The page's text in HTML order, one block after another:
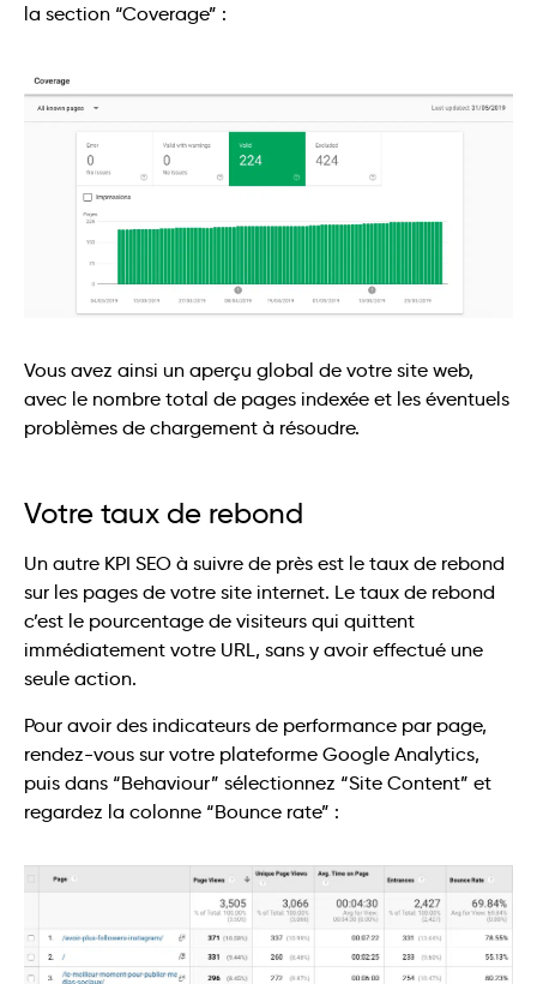
la section “Coverage” :
Vous avez ainsi un aperçu global de votre site web,
avec le nombre total de pages indexée et les éventuels
problèmes de chargement à résoudre.
Votre taux de rebond
Un autre KPI SEO à suivre de près est le taux de rebond
sur les pages de votre site internet. Le taux de rebond
c’est le pourcentage de visiteurs qui quittent
immédiatement votre URL, sans y avoir effectué une
seule action.
Pour avoir des indicateurs de performance par page,
rendez-vous sur votre plateforme Google Analytics,
puis dans “Behaviour” sélectionnez “Site Content” et
regardez la colonne “Bounce rate” :